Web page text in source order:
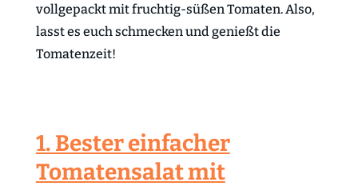
vollgepackt mit fruchtig-süßen Tomaten. Also,
lasst es euch schmecken und genießt die
Tomatenzeit!
1. Bester einfacher
Tomatensalat mit